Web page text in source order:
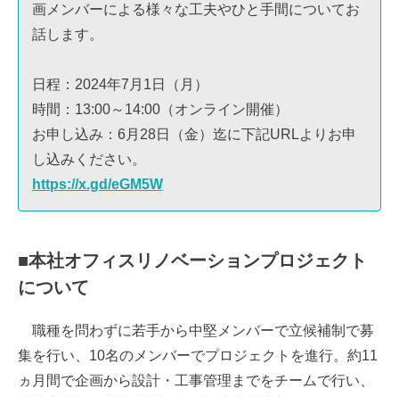
画メンバーによる様々な工夫やひと手間についてお
話します。
日程：2024年7月1日（月）
時間：13:00～14:00（オンライン開催）
お申し込み：6月28日（金）迄に下記URLよりお申
し込みください。
https://x.gd/eGM5W
■本社オフィスリノベーションプロジェクト
について
職種を問わずに若手から中堅メンバーで立候補制で募
集を行い、10名のメンバーでプロジェクトを進行。約11
ヵ月間で企画から設計・工事管理までをチームで行い、